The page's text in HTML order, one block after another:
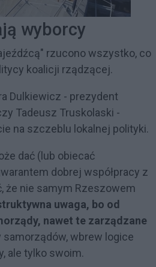
wyborcy
rzucono wszystko, co
koalicji rządzącej.
Dulkiewicz - prezydent
Tadeusz Truskolaski -
na szczeblu lokalnej polityki.
dać (lub obiecać
dobrej współpracy z
że nie samym Rzeszowem
uwaga, bo od
nawet te zarządzane
wbrew logice
ale tylko swoim.